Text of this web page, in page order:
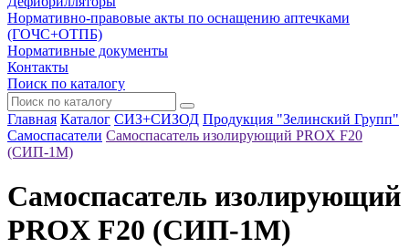
Нормативно-правовые акты по оснащению аптечками
(ГОЧС+ОТПБ)
Нормативные документы
Контакты
Поиск по каталогу
Главная Каталог СИЗ+СИЗОД Продукция "Зелинский Групп"
Самоспасатели Самоспасатель изолирующий PROX F20
(СИП-1М)
Самоспасатель изолирующий
PROX F20 (СИП-1М)